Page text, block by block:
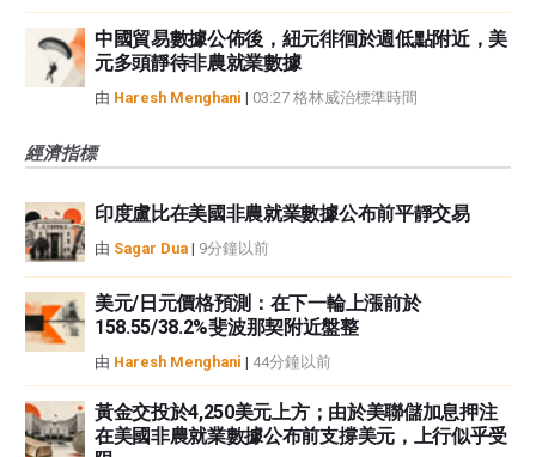
中國貿易數據公佈後，紐元徘徊於週低點附近，美
元多頭靜待非農就業數據
由 Haresh Menghani | 03:27 格林威治標準時間
經濟指標
印度盧比在美國非農就業數據公布前平靜交易
由 Sagar Dua | 9分鐘以前
美元/日元價格預測：在下一輪上漲前於
158.55/38.2%斐波那契附近盤整
由 Haresh Menghani | 44分鐘以前
黃金交投於4,250美元上方；由於美聯儲加息押注
在美國非農就業數據公布前支撐美元，上行似乎受